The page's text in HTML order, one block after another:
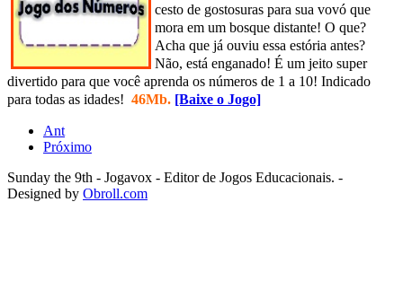
cesto de gostosuras para sua vovó que
mora em um bosque distante! O que?
Acha que já ouviu essa estória antes?
Não, está enganado! É um jeito super
divertido para que você aprenda os números de 1 a 10! Indicado
para todas as idades! 46Mb. [Baixe o Jogo]
Ant
Próximo
Sunday the 9th - Jogavox - Editor de Jogos Educacionais. -
Designed by Obroll.com